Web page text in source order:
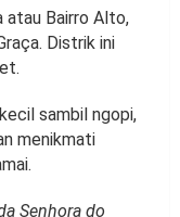
atau Bairro Alto,
Distrik ini
sambil ngopi,
menikmati
Senhora do